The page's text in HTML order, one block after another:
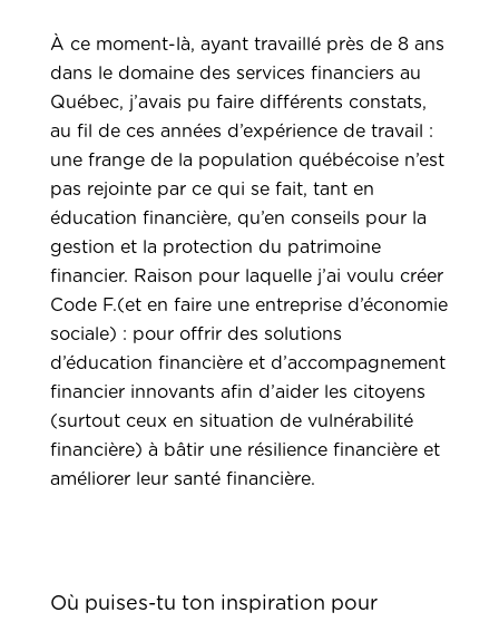
À ce moment-là, ayant travaillé près de 8 ans
dans le domaine des services financiers au
Québec, j’avais pu faire différents constats,
au fil de ces années d’expérience de travail :
une frange de la population québécoise n’est
pas rejointe par ce qui se fait, tant en
éducation financière, qu’en conseils pour la
gestion et la protection du patrimoine
financier. Raison pour laquelle j’ai voulu créer
Code F.(et en faire une entreprise d’économie
sociale) : pour offrir des solutions
d’éducation financière et d’accompagnement
financier innovants afin d’aider les citoyens
(surtout ceux en situation de vulnérabilité
financière) à bâtir une résilience financière et
améliorer leur santé financière.
Où puises-tu ton inspiration pour